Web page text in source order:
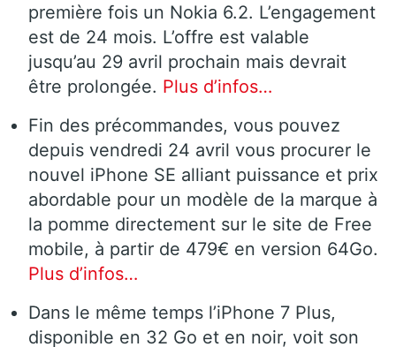
première fois un Nokia 6.2. L’engagement
est de 24 mois. L’offre est valable
jusqu’au 29 avril prochain mais devrait
être prolongée. Plus d’infos…
Fin des précommandes, vous pouvez
depuis vendredi 24 avril vous procurer le
nouvel iPhone SE alliant puissance et prix
abordable pour un modèle de la marque à
la pomme directement sur le site de Free
mobile, à partir de 479€ en version 64Go.
Plus d’infos…
Dans le même temps l’iPhone 7 Plus,
disponible en 32 Go et en noir, voit son